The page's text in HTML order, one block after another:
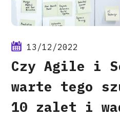
13/12/2022
Czy Agile i
warte tego
10 zalet i